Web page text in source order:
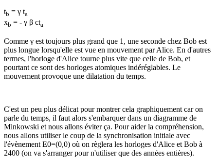
tb = γ ta
xb = - γ β cta
Comme γ est toujours plus grand que 1, une seconde chez Bob est
plus longue lorsqu'elle est vue en mouvement par Alice. En d'autres
termes, l'horloge d'Alice tourne plus vite que celle de Bob, et
pourtant ce sont des horloges atomiques indéréglables. Le
mouvement provoque une dilatation du temps.
C'est un peu plus délicat pour montrer cela graphiquement car on
parle du temps, il faut alors s'embarquer dans un diagramme de
Minkowski et nous allons éviter ça. Pour aider la compréhension,
nous allons utiliser le coup de la synchronisation initiale avec
l'évènement E0=(0,0) où on règlera les horloges d'Alice et Bob à
2400 (on va s'arranger pour n'utiliser que des années entières).